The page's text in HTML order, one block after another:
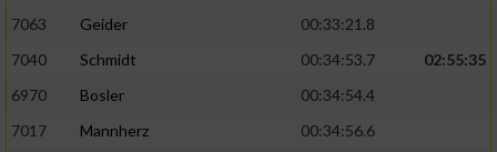
7063
Geider
00:33:21.8
7040
Schmidt 00:34:53.7
02:55:35
6970
Bosler
00:34:54.4
7017
Mannherz
00:34:56.6